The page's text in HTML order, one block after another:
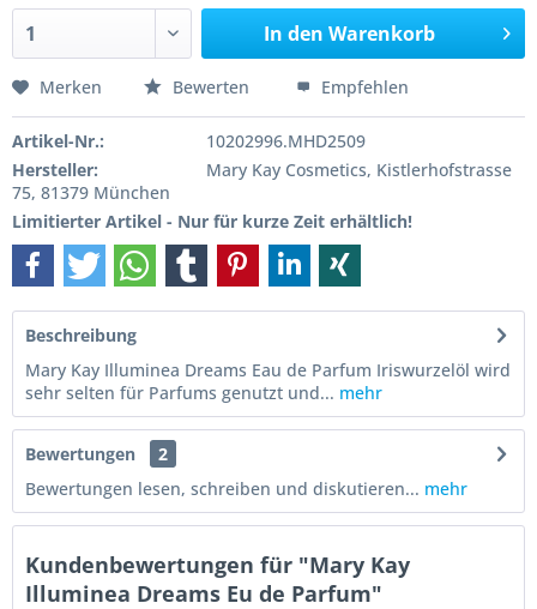
In den Warenkorb
Merken Bewerten Empfehlen
Artikel-Nr.:
10202996.MHD2509
Hersteller:
Mary Kay Cosmetics, Kistlerhofstrasse
75, 81379 München
Limitierter Artikel - Nur für kurze Zeit erhältlich!
Beschreibung
Mary Kay Illuminea Dreams Eau de Parfum Iriswurzelöl wird
sehr selten für Parfums genutzt und... mehr
Bewertungen
2
Bewertungen lesen, schreiben und diskutieren... mehr
Kundenbewertungen für "Mary Kay
Illuminea Dreams Eu de Parfum"